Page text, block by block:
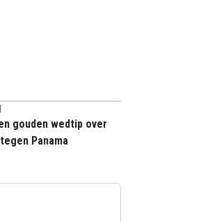
gouden wedtip over
Panama